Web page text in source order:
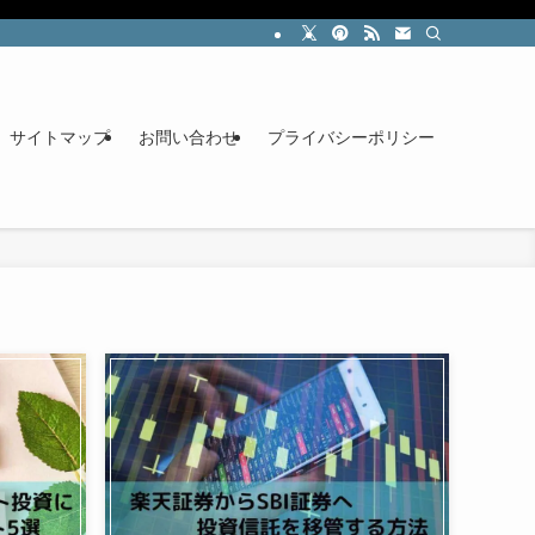
サイトマップ お問い合わせ プライバシーポリシー